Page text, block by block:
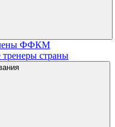
ФФКМ
страны